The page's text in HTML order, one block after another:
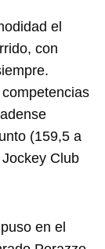
el
con
(159,5 a
Club
en el